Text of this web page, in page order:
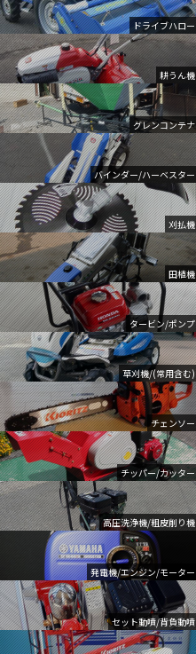
ドライブハロー
耕うん機
グレンコンテナ
バインダー/ハーベスター
刈払機
田植機
タービン/ポンプ
草刈機/(常用含む)
チェンソー
チッパー/カッター
高圧洗浄機/粗皮削り機
発電機/エンジン/モーター
セット動噴/背負動噴